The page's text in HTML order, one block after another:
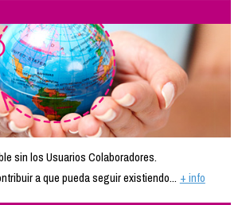
sin los Usuarios Colaboradores.
a que pueda seguir existiendo... + info